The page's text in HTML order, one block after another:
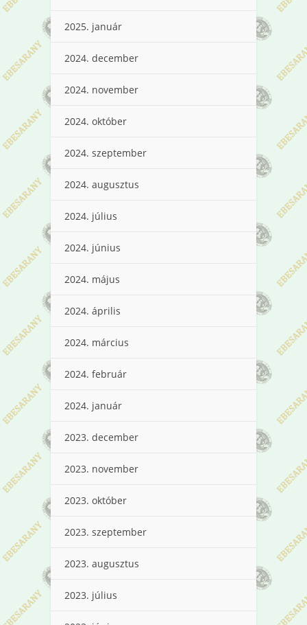
2025. január
2024. december
2024. november
2024. október
2024. szeptember
2024. augusztus
2024. július
2024. június
2024. május
2024. április
2024. március
2024. február
2024. január
2023. december
2023. november
2023. október
2023. szeptember
2023. augusztus
2023. július